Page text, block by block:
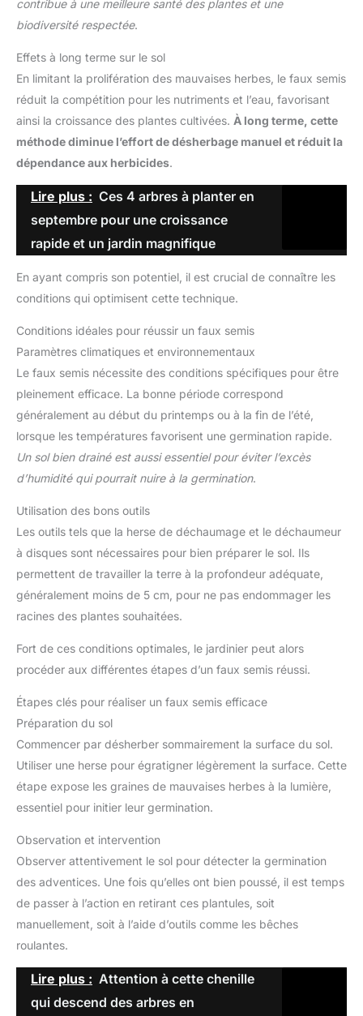
contribue à une meilleure santé des plantes et une
biodiversité respectée.
Effets à long terme sur le sol
En limitant la prolifération des mauvaises herbes, le faux semis
réduit la compétition pour les nutriments et l’eau, favorisant
ainsi la croissance des plantes cultivées. À long terme, cette
méthode diminue l’effort de désherbage manuel et réduit la
dépendance aux herbicides.
Lire plus : Ces 4 arbres à planter en
septembre pour une croissance
rapide et un jardin magnifique
En ayant compris son potentiel, il est crucial de connaître les
conditions qui optimisent cette technique.
Conditions idéales pour réussir un faux semis
Paramètres climatiques et environnementaux
Le faux semis nécessite des conditions spécifiques pour être
pleinement efficace. La bonne période correspond
généralement au début du printemps ou à la fin de l’été,
lorsque les températures favorisent une germination rapide.
Un sol bien drainé est aussi essentiel pour éviter l’excès
d’humidité qui pourrait nuire à la germination.
Utilisation des bons outils
Les outils tels que la herse de déchaumage et le déchaumeur
à disques sont nécessaires pour bien préparer le sol. Ils
permettent de travailler la terre à la profondeur adéquate,
généralement moins de 5 cm, pour ne pas endommager les
racines des plantes souhaitées.
Fort de ces conditions optimales, le jardinier peut alors
procéder aux différentes étapes d’un faux semis réussi.
Étapes clés pour réaliser un faux semis efficace
Préparation du sol
Commencer par désherber sommairement la surface du sol.
Utiliser une herse pour égratigner légèrement la surface. Cette
étape expose les graines de mauvaises herbes à la lumière,
essentiel pour initier leur germination.
Observation et intervention
Observer attentivement le sol pour détecter la germination
des adventices. Une fois qu’elles ont bien poussé, il est temps
de passer à l’action en retirant ces plantules, soit
manuellement, soit à l’aide d’outils comme les bêches
roulantes.
Lire plus : Attention à cette chenille
qui descend des arbres en